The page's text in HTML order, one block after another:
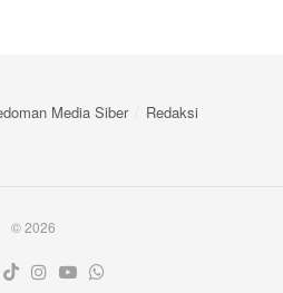
Media Siber Redaksi
© 2026